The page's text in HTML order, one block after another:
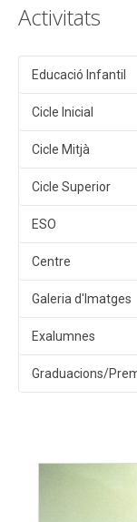
Activitats
Educació Infantil
Cicle Inicial
Cicle Mitjà
Cicle Superior
ESO
Centre
Galeria d'Imatges
Exalumnes
Graduacions/